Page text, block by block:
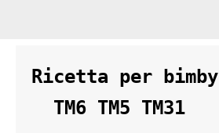
Ricetta per bimby
  TM6 TM5 TM31